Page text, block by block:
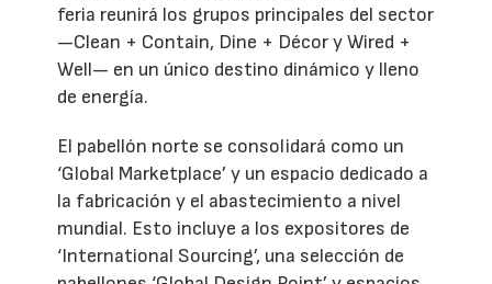
feria reunirá los grupos principales del sector
—Clean + Contain, Dine + Décor y Wired +
Well— en un único destino dinámico y lleno
de energía.
El pabellón norte se consolidará como un
‘Global Marketplace’ y un espacio dedicado a
la fabricación y el abastecimiento a nivel
mundial. Esto incluye a los expositores de
‘International Sourcing’, una selección de